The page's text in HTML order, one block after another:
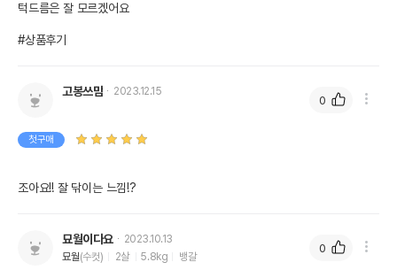
턱드름은 잘 모르겠어요
#상품후기
고봉쓰맘 2023.12.15
첫구매
조아요!! 잘 닦이는 느낌!?
0
묘월이다요
2023.10.13
묘월(수컷) 2살 5.8kg 뱅갈
0